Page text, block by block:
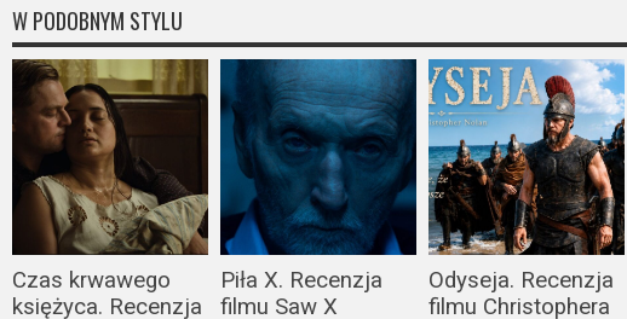
W PODOBNYM STYLU
Czas krwawego
księżyca. Recenzja
Piła X. Recenzja
filmu Saw X
Odyseja. Recenzja
filmu Christophera